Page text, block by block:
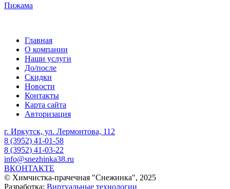
Пижама
Главная
О компании
Наши услуги
До/после
Скидки
Новости
Контакты
Карта сайта
Авторизация
г. Иркутск, ул. Лермонтова, 112
8 (3952) 41-01-58
8 (3952) 41-03-22
info@snezhinka38.ru
ВКОНТАКТЕ
© Химчистка-прачечная "Cнежинка", 2025
Разработка: Виртуальные технологии